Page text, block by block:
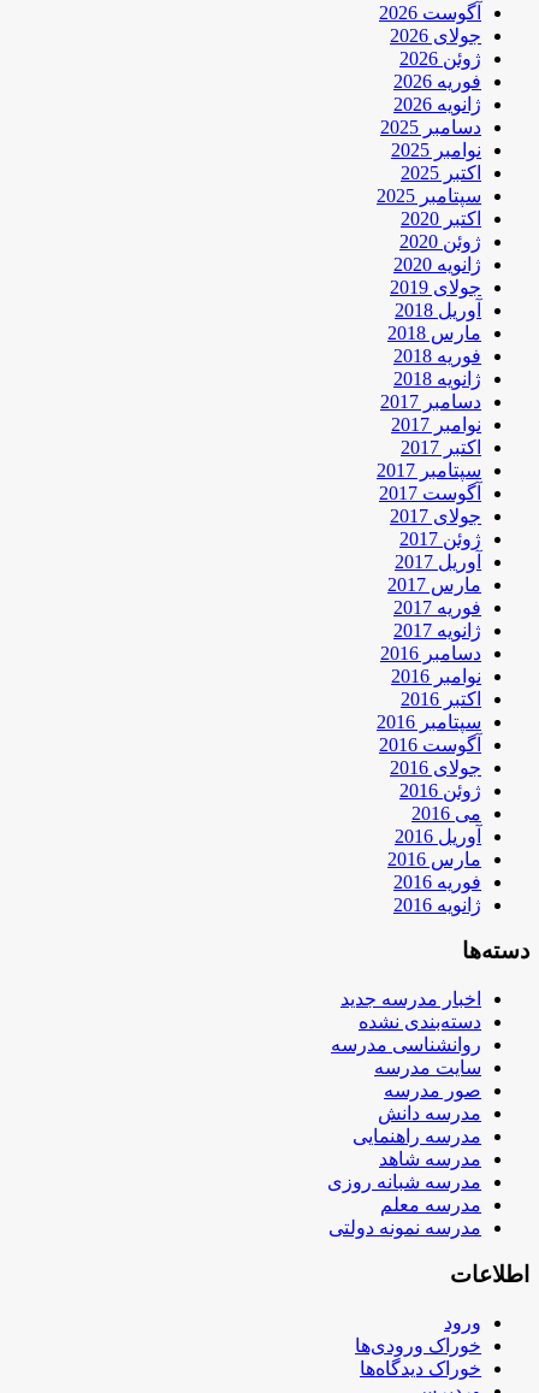
آگوست 2026
جولای 2026
ژوئن 2026
فوریه 2026
ژانویه 2026
دسامبر 2025
نوامبر 2025
اکتبر 2025
سپتامبر 2025
اکتبر 2020
ژوئن 2020
ژانویه 2020
جولای 2019
آوریل 2018
مارس 2018
فوریه 2018
ژانویه 2018
دسامبر 2017
نوامبر 2017
اکتبر 2017
سپتامبر 2017
آگوست 2017
جولای 2017
ژوئن 2017
آوریل 2017
مارس 2017
فوریه 2017
ژانویه 2017
دسامبر 2016
نوامبر 2016
اکتبر 2016
سپتامبر 2016
آگوست 2016
جولای 2016
ژوئن 2016
می 2016
آوریل 2016
مارس 2016
فوریه 2016
ژانویه 2016
دسته‌ها
اخبار مدرسه جدید
دسته‌بندی نشده
روانشناسی مدرسه
سایت مدرسه
صور مدرسه
مدرسه دانش
مدرسه راهنمایی
مدرسه شاهد
مدرسه شبانه روزی
مدرسه معلم
مدرسه نمونه دولتی
اطلاعات
ورود
خوراک ورودی‌ها
خوراک دیدگاه‌ها